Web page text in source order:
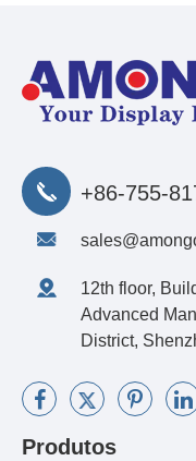
+86-755-
12th floor,
Advanced
District,
Produtos